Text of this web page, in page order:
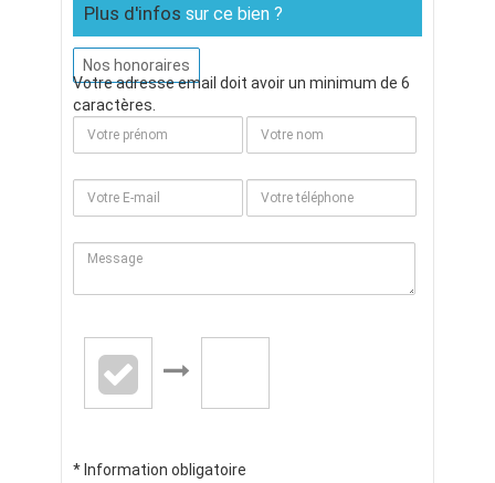
Plus d'infos sur ce bien ?
Nos honoraires
Votre adresse email doit avoir un minimum de 6
caractères.
* Information obligatoire